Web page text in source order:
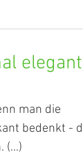
elegant
man die
bedenkt -
(...)